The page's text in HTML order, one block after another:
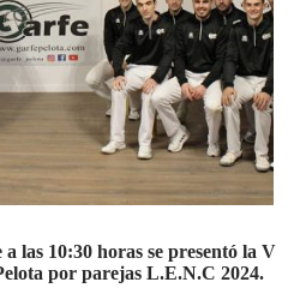
las 10:30 horas se presentó la V
por parejas L.E.N.C 2024.